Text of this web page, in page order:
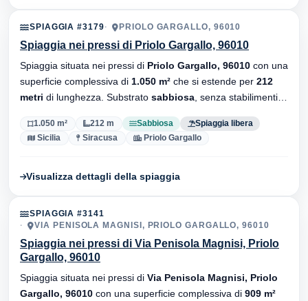
SPIAGGIA #3179 PRIOLO GARGALLO, 96010
Spiaggia nei pressi di Priolo Gargallo, 96010
Spiaggia situata nei pressi di Priolo Gargallo, 96010 con una
superficie complessiva di 1.050 m² che si estende per 212
metri di lunghezza. Substrato sabbiosa , senza stabilimenti
1.050 m² 212 m Sabbiosa
Spiaggia libera
Sicilia
Siracusa Priolo Gargallo
Visualizza dettagli della spiaggia
SPIAGGIA #3141
VIA PENISOLA MAGNISI, PRIOLO GARGALLO, 96010
Spiaggia nei pressi di Via Penisola Magnisi, Priolo
Gargallo, 96010
Spiaggia situata nei pressi di Via Penisola Magnisi, Priolo
Gargallo, 96010 con una superficie complessiva di 909 m²